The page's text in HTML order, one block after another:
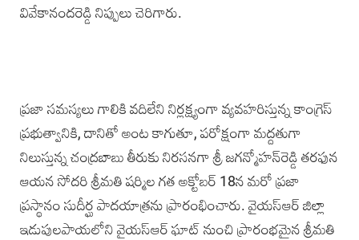
వివేకానందరెడ్డి నిప్పులు చెరిగారు.
ప్రజా సమస్యలు గాలికి వదిలేని నిర్లక్ష్యంగా వ్యవహరిస్తున్న కాంగ్రెస్‌
ప్రభుత్వానికి, దానితో అంట కాగుతూ, పరోక్షంగా మద్దతుగా
నిలుస్తున్న చంద్రబాబు తీరుకు నిరసనగా శ్రీ జగన్మోహన్‌రెడ్డి తరఫున
ఆయన సోదరి శ్రీమతి షర్మిల గత అక్టోబర్‌ 18న మరో ప్రజా
ప్రస్థానం సుదీర్ఘ పాదయాత్రను ప్రారంభించారు. వైయస్‌ఆర్‌ జిల్లా
ఇడుపులపాయలోని వైయస్‌ఆర్‌ ఘాట్‌ నుంచి ప్రారంభమైన శ్రీమతి